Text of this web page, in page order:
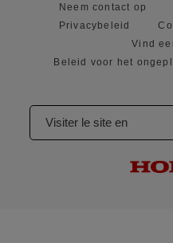
Neem contact op
Privacybeleid
Vind
Beleid voor het
Visiter le site en